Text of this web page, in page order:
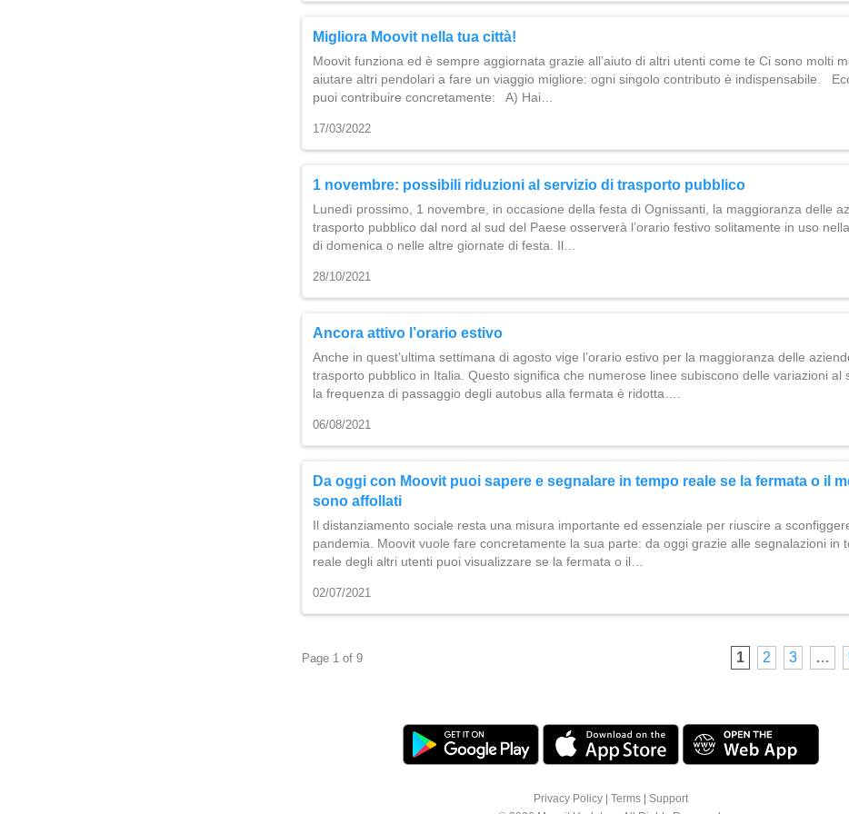
Migliora Moovit nella tua città!
Moovit funziona ed è sempre aggiornata grazie all’aiuto di altri utenti come te Ci sono molti
aiutare altri pendolari a fare un viaggio migliore: ogni singolo contributo è indispensabile.
puoi contribuire concretamente: A) Hai…
17/03/2022
1 novembre: possibili riduzioni al servizio di trasporto pubblico
Lunedì prossimo, 1 novembre, in occasione della festa di Ognissanti, la maggioranza delle
trasporto pubblico dal nord al sud del Paese osserverà l’orario festivo solitamente in uso
di domenica o nelle altre giornate di festa. Il…
28/10/2021
Ancora attivo l’orario estivo
Anche in quest’ultima settimana di agosto vige l’orario estivo per la maggioranza delle
trasporto pubblico in Italia. Questo significa che numerose linee subiscono delle variazioni al
la frequenza di passaggio degli autobus alla fermata è ridotta….
06/08/2021
Da oggi con Moovit puoi sapere e segnalare in tempo reale se la fermata o il
sono affollati
Il distanziamento sociale resta una misura importante ed essenziale per riuscire a
pandemia. Moovit vuole fare concretamente la sua parte: da oggi grazie alle segnalazioni in
reale degli altri utenti puoi visualizzare se la fermata o il…
02/07/2021
Page 1 of 9 1 2 3 …
Privacy Policy Terms
Support